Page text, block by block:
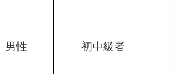
男性 初中級者